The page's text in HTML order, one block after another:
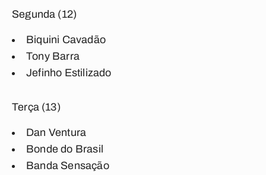
Segunda (12)
Biquini Cavadão
Tony Barra
Jefinho Estilizado
Terça (13)
Dan Ventura
Bonde do Brasil
Banda Sensação